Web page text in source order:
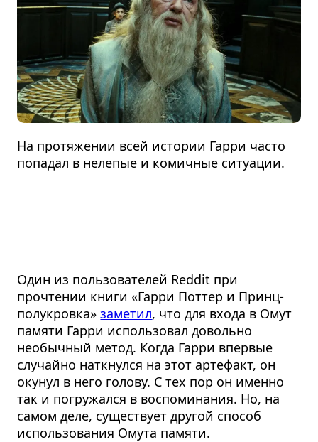
На протяжении всей истории Гарри часто
попадал в нелепые и комичные ситуации.
Один из пользователей Reddit при
прочтении книги «Гарри Поттер и Принц-
полукровка»заметил, что для входа в Омут
памяти Гарри использовал довольно
необычный метод. Когда Гарри впервые
случайно наткнулся на этот артефакт, он
окунул в него голову. С тех пор он именно
так и погружался в воспоминания. Но, на
самом деле, существует другой способ
использования Омута памяти.